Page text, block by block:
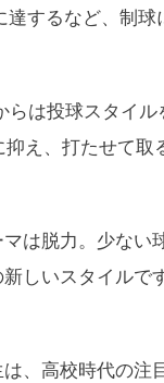
達するなど、制球
らは投球スタイ
え、打たせて取
は脱力。少ない
しいスタイルで
、高校時代の注